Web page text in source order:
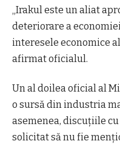
„Irakul este un aliat
deteriorare a
interesele economice
afirmat oficialul.
Un al doilea oficial al
o sursă din industria
asemenea, discuțiile
solicitat să nu fie